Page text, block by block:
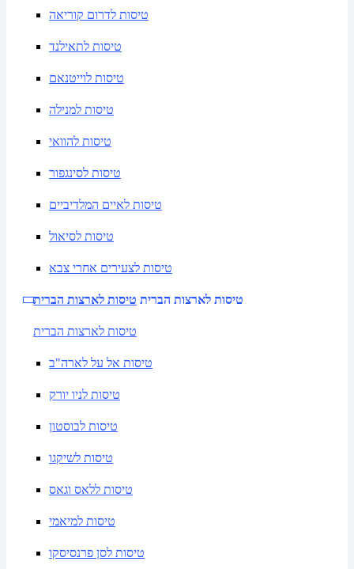
טיסות לדרום קוריאה
טיסות לתאילנד
טיסות לוייטנאם
טיסות למנילה
טיסות להוואי
טיסות לסינגפור
טיסות לאיים המלדיביים
טיסות לסיאול
טיסות לצעירים אחרי צבא
טיסות לארצות הברית טיסות לארצות הברית
טיסות לארצות הברית
טיסות אל על לארה"ב
טיסות לניו יורק
טיסות לבוסטון
טיסות לשיקגו
טיסות ללאס וגאס
טיסות למיאמי
טיסות לסן פרנסיסקו